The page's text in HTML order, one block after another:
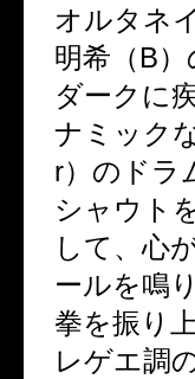
オルタネ
明希（B
ダークに
ナミック
r）のドラ
シャウト
して、心
ールを鳴
拳を振り
レゲエ調